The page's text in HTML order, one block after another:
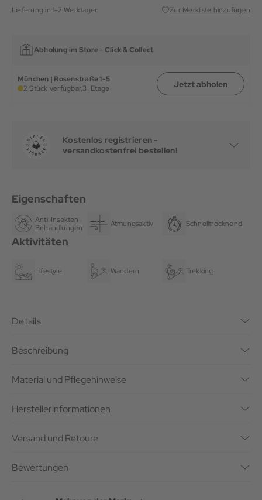
Lieferung in 1-2 Werktagen Zur Merkliste hinzufügen
Abholung im Store - Click & Collect
München | Rosenstraße 1-5
2 Stück verfügbar,3. Etage Jetzt abholen
Kostenlos registrieren -
versandkostenfrei bestellen!
Eigenschaften
Anti-Insekten-
Behandlungen
Atmungsaktiv Schnelltrocknend
Aktivitäten
Lifestyle Wandern Trekking
Details
Beschreibung
Material und Pflegehinweise
Herstellerinformationen
Versand und Retoure
Bewertungen